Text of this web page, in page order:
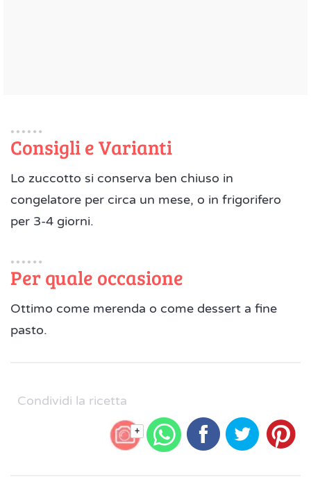
Consigli e Varianti
Lo zuccotto si conserva ben chiuso in
congelatore per circa un mese, o in frigorifero
per 3-4 giorni.
Per quale occasione
Ottimo come merenda o come dessert a fine
pasto.
Condividi la ricetta
+